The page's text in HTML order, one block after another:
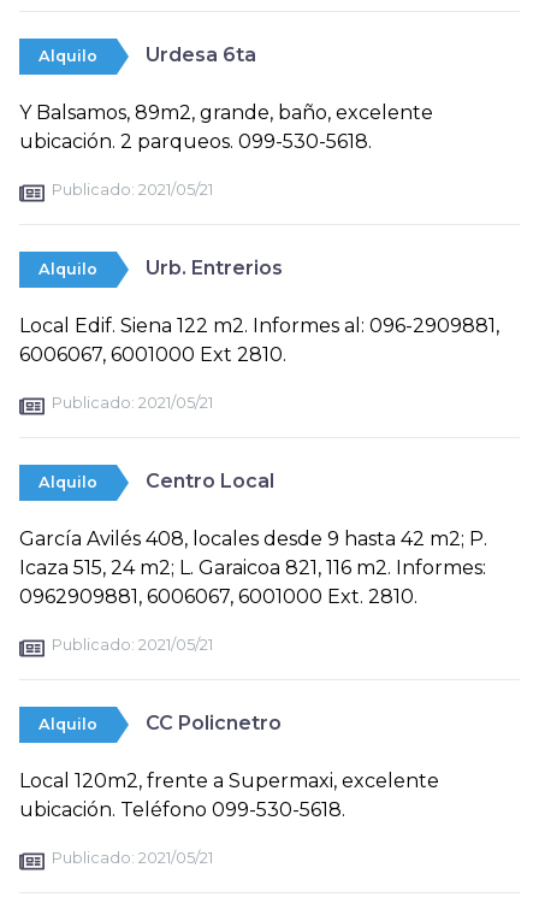
Alquilo Urdesa 6ta
Y Balsamos, 89m2, grande, baño, excelente
ubicación. 2 parqueos. 099-530-5618.
Publicado: 2021/05/21
Alquilo Urb. Entrerios
Local Edif. Siena 122 m2. Informes al: 096-2909881,
6006067, 6001000 Ext 2810.
Publicado: 2021/05/21
Alquilo Centro Local
García Avilés 408, locales desde 9 hasta 42 m2; P.
Icaza 515, 24 m2; L. Garaicoa 821, 116 m2. Informes:
0962909881, 6006067, 6001000 Ext. 2810.
Publicado: 2021/05/21
Alquilo CC Policnetro
Local 120m2, frente a Supermaxi, excelente
ubicación. Teléfono 099-530-5618.
Publicado: 2021/05/21